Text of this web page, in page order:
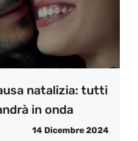
natalizia: tutti
in onda
14 Dicembre 2024